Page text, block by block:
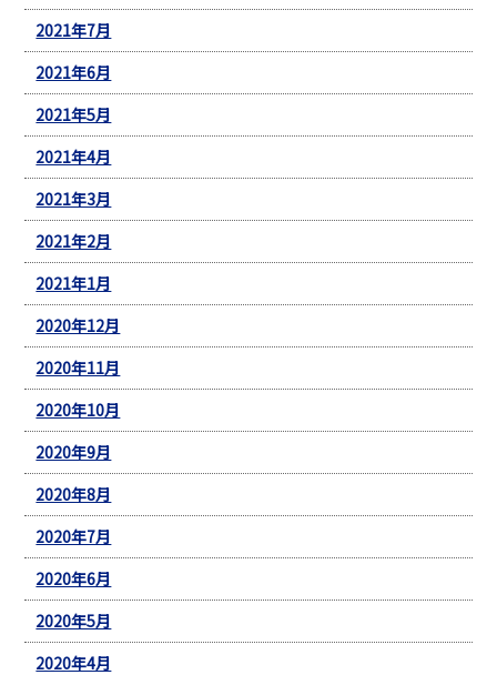
2021年7月
2021年6月
2021年5月
2021年4月
2021年3月
2021年2月
2021年1月
2020年12月
2020年11月
2020年10月
2020年9月
2020年8月
2020年7月
2020年6月
2020年5月
2020年4月